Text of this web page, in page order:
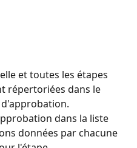
et toutes les étapes
répertoriées dans le
dans la liste
données par chacune